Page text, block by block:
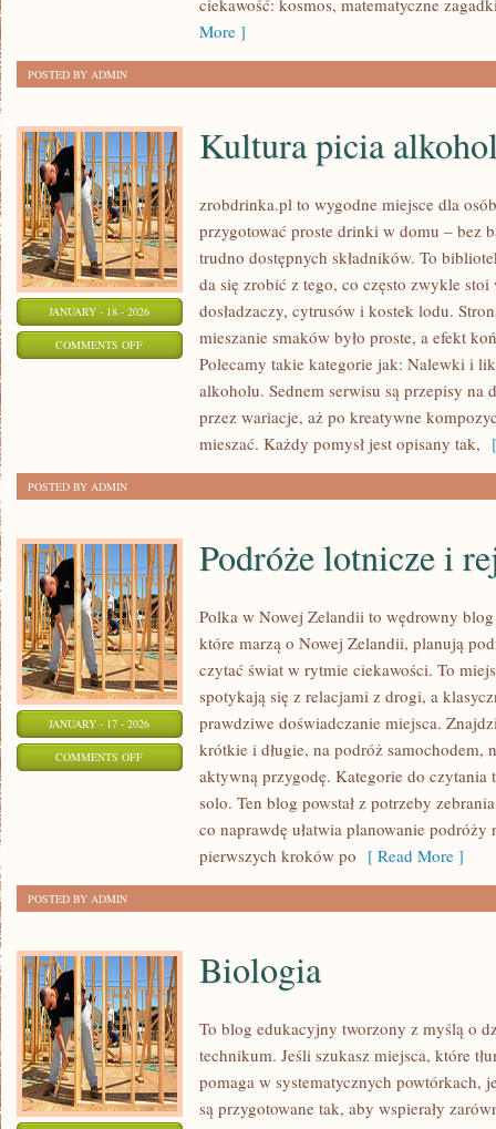
PRZYRODYciekawość: kosmos, matematyczne
More ]
POSTED BY ADMIN
JANUARY - 18 - 2026
COMMENTS OFFON
ALKOHOLU
Kultura picia
zrobdrinka.pl to wygodne miejsce dla
przygotować proste drinki w domu – bez
trudno dostępnych składników. To
da się zrobić z tego, co często zwykle
dosładzaczy, cytrusów i kostek lodu.
mieszanie smaków było proste, a efekt
Polecamy takie kategorie jak: Nalewki i
alkoholu. Sednem serwisu są przepisy
przez wariacje, aż po kreatywne
mieszać. Każdy pomysł jest opisany tak,
POSTED BY ADMIN
JANUARY - 17 - 2026
COMMENTS OFFON
Podróże lotnicze i
Polka w Nowej Zelandii to wędrowny
które marzą o Nowej Zelandii, planują
czytać świat w rytmie ciekawości. To
spotykają się z relacjami z drogi, a
prawdziwe doświadczanie miejsca.
krótkie i długie, na podróż samochodem,
aktywną przygodę. Kategorie do czytania
solo. Ten blog powstał z potrzeby
co naprawdę ułatwia planowanie
pierwszych kroków po [ Read More ]
POSTED BY ADMIN
Biologia
To blog edukacyjny tworzony z myślą o
technikum. Jeśli szukasz miejsca, które
pomaga w systematycznych powtórkach,
są przygotowane tak, aby wspierały